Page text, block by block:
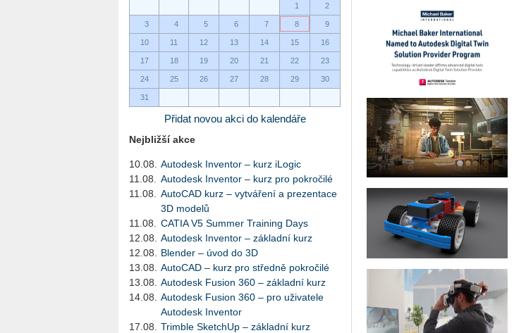
1
2
3 4 5 6 7 8 9
10 11 12 13 14 15 16
17 18 19 20 21 22 23
24 25 26 27 28 29 30
31
Přidat novou akci do kalendáře
Nejbližší akce
10.08.
Autodesk Inventor – kurz iLogic
11.08.
Autodesk Inventor – kurz pro pokročilé
11.08.
AutoCAD kurz – vytváření a prezentace
3D modelů
11.08.
CATIA V5 Summer Training Days
12.08.
Autodesk Inventor – základní kurz
12.08.
Blender – úvod do 3D
13.08.
AutoCAD – kurz pro středně pokročilé
13.08.
Autodesk Fusion 360 – základní kurz
14.08.
Autodesk Fusion 360 – pro uživatele
Autodesk Inventor
17.08.
Trimble SketchUp – základní kurz